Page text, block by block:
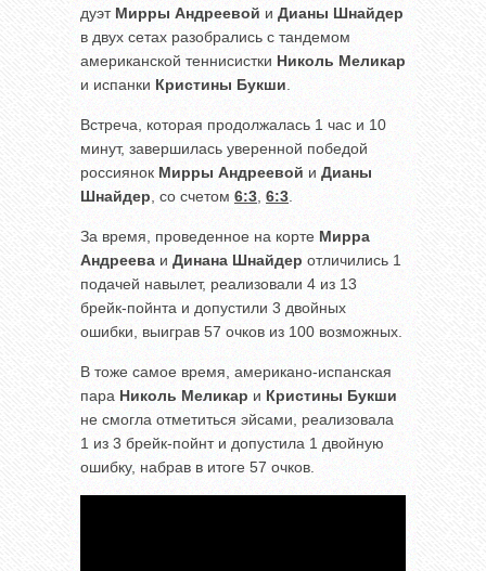
дуэтМирры Андреевой и Дианы Шнайдер
в двух сетах разобрались с тандемом
американской теннисистки Николь Меликар
и испанки Кристины Букши
Встреча, которая продолжалась 1 час и 10
минут, завершилась уверенной победой
россиянок Мирры Андреевой и Дианы
Шнайдер , со счетом 6:3 6:3
За время, проведенное на корте Мирра
Андреева и Динана Шнайдер отличились 1
подачей навылет, реализовали 4 из 13
брейк-пойнта и допустили 3 двойных
ошибки, выиграв 57 очков из 100 возможных.
В тоже самое время, американо-испанская
пара Николь Меликар и Кристины Букши
не смогла отметиться эйсами, реализовала
1 из 3 брейк-пойнт и допустила 1 двойную
ошибку, набрав в итоге 57 очков.